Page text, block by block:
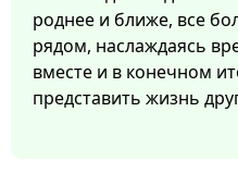
роднее и ближе, все
рядом, наслаждаясь
вместе и в конечном
представить жизнь